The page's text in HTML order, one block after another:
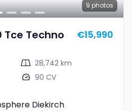
9 photos
Tce Techno €15,990
28,742 km
90 CV
Diekirch